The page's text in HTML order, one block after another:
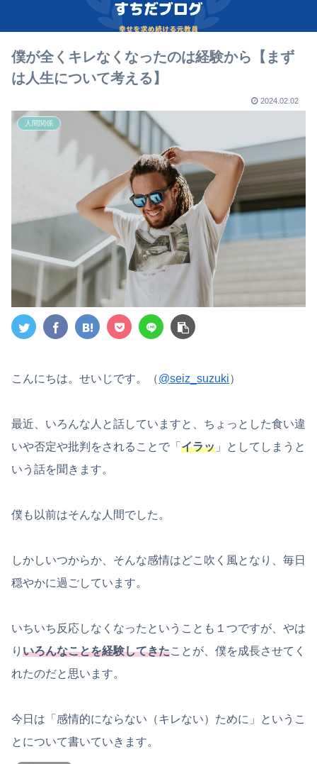
僕が全くキレなくなったのは経験から【まず
は人生について考える】
2024.02.02
人間関係
こんにちは。せいじです。（@seiz_suzuki）
最近、いろんな人と話していますと、ちょっとした食い違
いや否定や批判をされることで「 イラッ 」としてしまうと
いう話を聞きます。
僕も以前はそんな人間でした。
しかしいつからか、そんな感情はどこ吹く風となり、毎日
穏やかに過ごしています。
いちいち反応しなくなったということも１つですが、やは
り いろんなことを経験してきたことが、僕を成長させてく
れたのだと思います。
今日は「感情的にならない（キレない）ために」というこ
とについて書いていきます。